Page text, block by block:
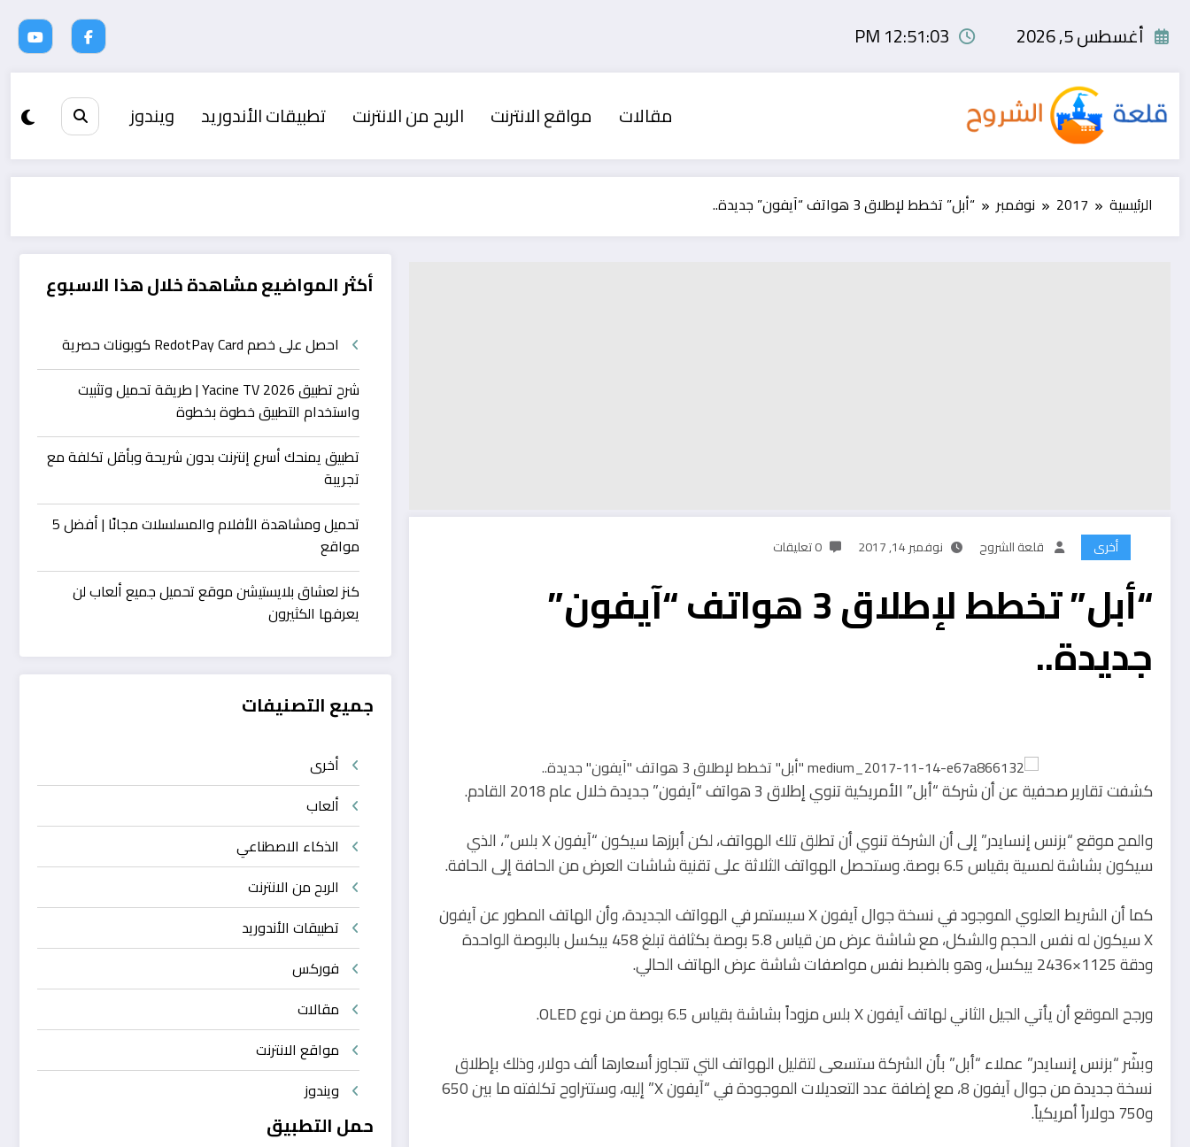
أغسطس 5, 2026 12:51:03 PM
مقالات مواقع الانترنت الربح من الانترنت تطبيقات الأندوريد ويندوز
الرئيسية 2017 نوفمبر “أبل” تخطط لإطلاق 3 هواتف “آيفون” جديدة..
أخرى قلعة الشروح نوفمبر 14, 2017 0 تعليقات
“أبل” تخطط لإطلاق 3 هواتف “آيفون”
جديدة..
كشفت تقارير صحفية عن أن شركة “أبل” الأمريكية تنوي إطلاق 3 هواتف “آيفون” جديدة خلال عام 2018 القادم.
والمح موقع “بزنس إنسايدر” إلى أن الشركة تنوي أن تطلق تلك الهواتف، لكن أبرزها سيكون “آيفون X بلس”، الذي
سيكون بشاشة لمسية بقياس 6.5 بوصة. وستحصل الهواتف الثلاثة على تقنية شاشات العرض من الحافة إلى الحافة.
كما أن الشريط العلوي الموجود في نسخة جوال آيفون X سيستمر في الهواتف الجديدة، وأن الهاتف المطور عن آيفون
X سيكون له نفس الحجم والشكل، مع شاشة عرض من قياس 5.8 بوصة بكثافة تبلغ 458 بيكسل بالبوصة الواحدة
ودقة 1125×2436 بيكسل، وهو بالضبط نفس مواصفات شاشة عرض الهاتف الحالي.
ورجح الموقع أن يأتي الجيل الثاني لهاتف آيفون X بلس مزوداً بشاشة بقياس 6.5 بوصة من نوع OLED.
وبشّر “بزنس إنسايدر” عملاء “أبل” بأن الشركة ستسعى لتقليل الهواتف التي تتجاوز أسعارها ألف دولار، وذلك بإطلاق
نسخة جديدة من جوال آيفون 8، مع إضافة عدد التعديلات الموجودة في “آيفون X” إليه، وستتراوح تكلفته ما بين 650
و750 دولاراً أمريكياً.
أكثر المواضيع مشاهدة خلال هذا الاسبوع
احصل على خصم RedotPay Card كوبونات حصرية
شرح تطبيق Yacine TV 2026 | طريقة تحميل وتثبيت
واستخدام التطبيق خطوة بخطوة
تطبيق يمنحك أسرع إنترنت بدون شريحة وبأقل تكلفة مع
تجريبة
تحميل ومشاهدة الأفلام والمسلسلات مجانًا | أفضل 5
مواقع
كنز لعشاق بلايستيشن موقع تحميل جميع ألعاب لن
يعرفها الكثيرون
جميع التصنيفات
أخرى
ألعاب
الذكاء الاصطناعي
الربح من الانترنت
تطبيقات الأندوريد
فوركس
مقالات
مواقع الانترنت
ويندوز
حمل التطبيق